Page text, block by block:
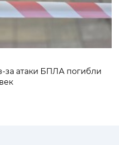
за атаки БПЛА погибли